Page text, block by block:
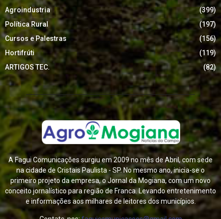
Agroindustria
(399)
Política Rural
(197)
Cursos e Palestras
(156)
Hortifrúti
(119)
ARTIGOS TEC.
(82)
A Fagui Comunicações surgiu em 2009 no mês de Abril, com sede
na cidade de Cristais Paulista - SP. No mesmo ano, inicia-se o
primeiro projeto da empresa, o Jornal da Mogiana, com um novo
conceito jornalístico para região de Franca. Levando entretenimento
e informações aos milhares de leitores dos municípios.